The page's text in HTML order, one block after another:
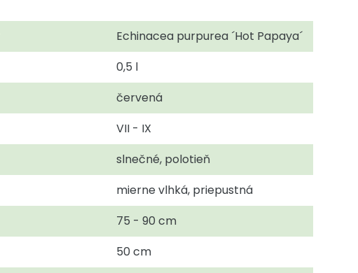
Echinacea purpurea ´Hot Papaya´
0,5 l
červená
VII - IX
slnečné, polotieň
mierne vlhká, priepustná
75 - 90 cm
50 cm